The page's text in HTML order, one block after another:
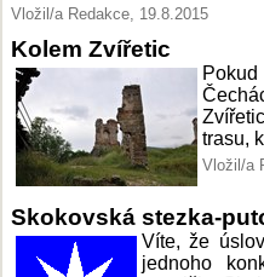
Vložil/a Redakce, 19.8.2015
Kolem Zvířetic
trasu,
Vložil/a
Skokovská stezka-
Víte, že
jednoho